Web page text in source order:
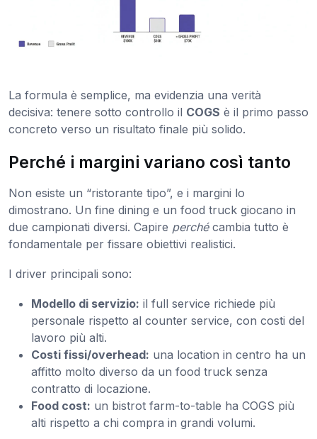
La formula è semplice, ma evidenzia una verità
decisiva: tenere sotto controllo il COGS è il primo passo
concreto verso un risultato finale più solido.
Perché i margini variano così tanto
Non esiste un “ristorante tipo”, e i margini lo
dimostrano. Un fine dining e un food truck giocano in
due campionati diversi. Capire perchécambia tutto è
fondamentale per fissare obiettivi realistici.
I driver principali sono:
Modello di servizio: il full service richiede più
personale rispetto al counter service, con costi del
lavoro più alti.
Costi fissi/overhead: una location in centro ha un
affitto molto diverso da un food truck senza
contratto di locazione.
Food cost: un bistrot farm-to-table ha COGS più
alti rispetto a chi compra in grandi volumi.